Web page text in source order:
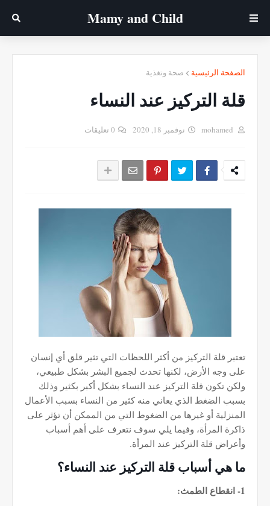
Mamy ‎and ‎Child
الصفحة الرئيسية صحة وتغذية
قلة التركيز عند النساء
نوفمبر 18, 2020 0 تعليقات
تعتبر قلة التركيز من أكثر اللحظات التي تثير قلق أي إنسان
على وجه الأرض، لكنها تحدث لجميع البشر بشكل طبيعي،
ولكن تكون قلة التركيز عند النساء بشكل أكبر بكثير وذلك
بسبب الضغط الذي يعاني منه كثير من النساء بسبب الأعمال
المنزلية أو غيرها من الضغوط التي من الممكن أن تؤثر على
ذاكرة المرأة، وفيما يلي سوف نتعرف على أهم أسباب
وأعراض قلة التركيز عند المرأة.
ما هي أسباب قلة التركيز عند النساء؟
1- انقطاع الطمث: